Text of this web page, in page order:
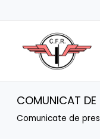
COMUNICAT
Comunicate de